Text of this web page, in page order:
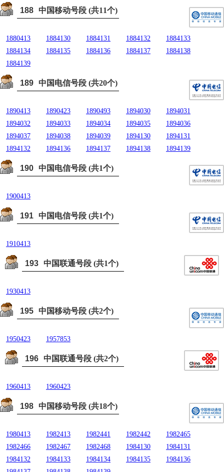
188 中国移动号段 (共11个)
1880413 1884130 1884131 1884132
1884133
1884134
1884135 1884136 1884137
1884138
1884139
189 中国电信号段 (共20个)
1890413 1890423 1890493 1894030
1894031
1894032
1894033 1894034 1894035
1894036
1894037
1894038 1894039 1894130
1894131
1894132
1894136 1894137 1894138 1894139
190 中国电信号段 (共1个)
1900413
191 中国电信号段 (共1个)
1910413
193 中国联通号段 (共1个)
1930413
195 中国移动号段 (共2个)
1950423 1957853
196 中国联通号段 (共2个)
1960413 1960423
198 中国移动号段 (共18个)
1980413 1982413 1982441 1982442
1982465
1982466
1982467 1982468 1984130
1984131
1984132
1984133 1984134 1984135
1984136